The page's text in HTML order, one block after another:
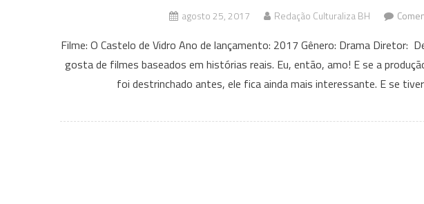
agosto 25, 2017 Redação Culturaliza BH
Filme: O Castelo de Vidro Ano de lançamento: 2017 Gênero: Drama
gosta de filmes baseados em histórias reais. Eu, então, amo! E se a
foi destrinchado antes, ele fica ainda mais interessante. E se